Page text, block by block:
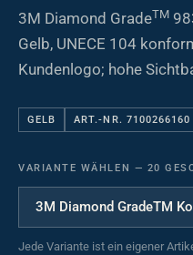
3M Diamond GradeTM
Gelb, UNECE 104
Kundenlogo; hohe
GELB ART.-NR. 7100266160
VARIANTE WÄHLEN — 20
Jede Variante ist ein eigener